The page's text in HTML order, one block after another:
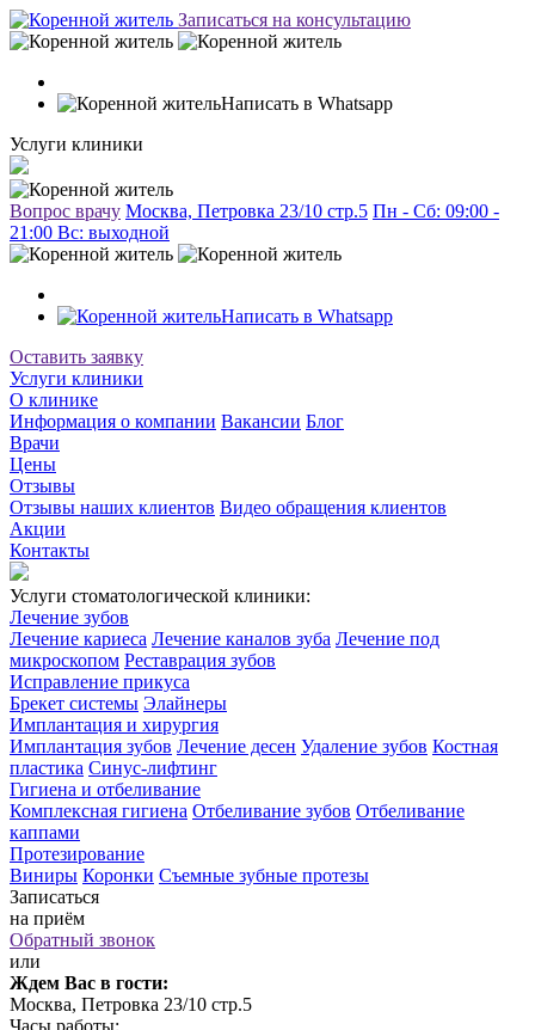
Записаться на консультацию
Написать в Whatsapp
Услуги клиники
Вопрос врачу Москва, Петровка 23/10 стр.5 Пн - Сб: 09:00 -
21:00 Вc: выходной
Написать в Whatsapp
Оставить заявку
Услуги клиники
О клинике
Информация о компании Вакансии Блог
Врачи
Цены
Отзывы
Отзывы наших клиентов Видео обращения клиентов
Акции
Контакты
Услуги стоматологической клиники:
Лечение зубов
Лечение кариеса Лечение каналов зуба Лечение под
микроскопом Реставрация зубов
Исправление прикуса
Брекет системы Элайнеры
Имплантация и хирургия
Имплантация зубов Лечение десен Удаление зубов Костная
пластика Синус-лифтинг
Гигиена и отбеливание
Комплексная гигиена Отбеливание зубов Отбеливание
каппами
Протезирование
Виниры Коронки Съемные зубные протезы
Записаться
на приём
Обратный звонок
или
Ждем Вас в гости:
Москва, Петровка 23/10 стр.5
Часы работы: